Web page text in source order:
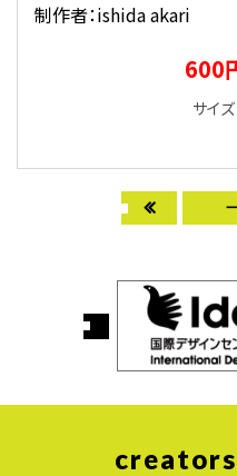
制作者：ishida akari
600
サイ